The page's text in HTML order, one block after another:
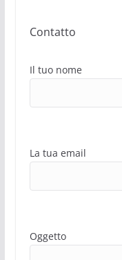
Contatto
Il tuo nome
La tua email
Oggetto